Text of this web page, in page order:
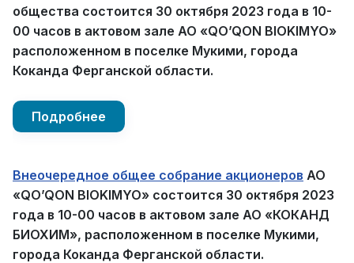
общества состоится 30 октября 2023 года в 10-
00 часов в актовом зале АО «QO’QON BIOKIMYO»
расположенном в поселке Мукими, города
Коканда Ферганской области.
Подробнее
Внеочередное общее собрание акционеров АО
«QO’QON BIOKIMYO» состоится 30 октября 2023
года в 10-00 часов в актовом зале АО «КОКАНД
БИОХИМ», расположенном в поселке Мукими,
города Коканда Ферганской области.